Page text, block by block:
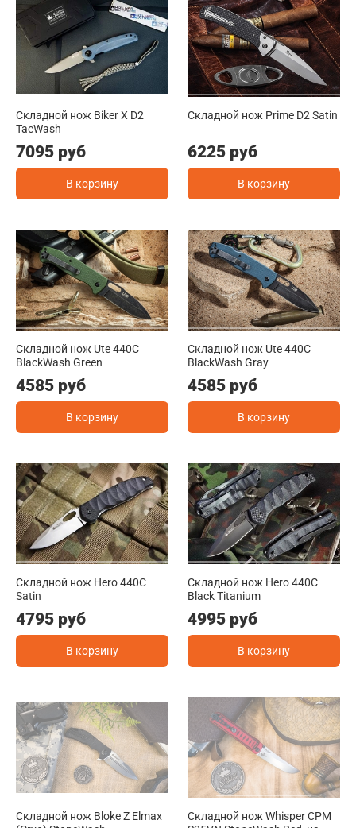
Складной нож Biker X D2
TacWash
7095 руб
В корзину
Складной нож Prime D2 Satin
6225 руб
В корзину
Складной нож Ute 440C
BlackWash Green
4585 руб
В корзину
Складной нож Ute 440C
BlackWash Gray
4585 руб
В корзину
Складной нож Hero 440C
Satin
4795 руб
В корзину
Складной нож Hero 440C
Black Titanium
4995 руб
В корзину
Складной нож Bloke Z Elmax
Складной нож Whisper CPM